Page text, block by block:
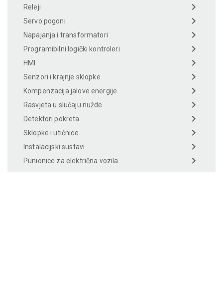
Releji
Servo pogoni
Napajanja i transformatori
Programibilni logički kontroleri
HMI
Senzori i krajnje sklopke
Kompenzacija jalove energije
Rasvjeta u slučaju nužde
Detektori pokreta
Sklopke i utičnice
Instalacijski sustavi
Punionice za električna vozila